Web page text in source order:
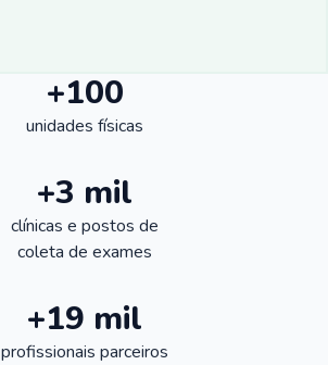
+100
unidades físicas
+3 mil
clínicas e postos de
coleta de exames
+19 mil
profissionais parceiros